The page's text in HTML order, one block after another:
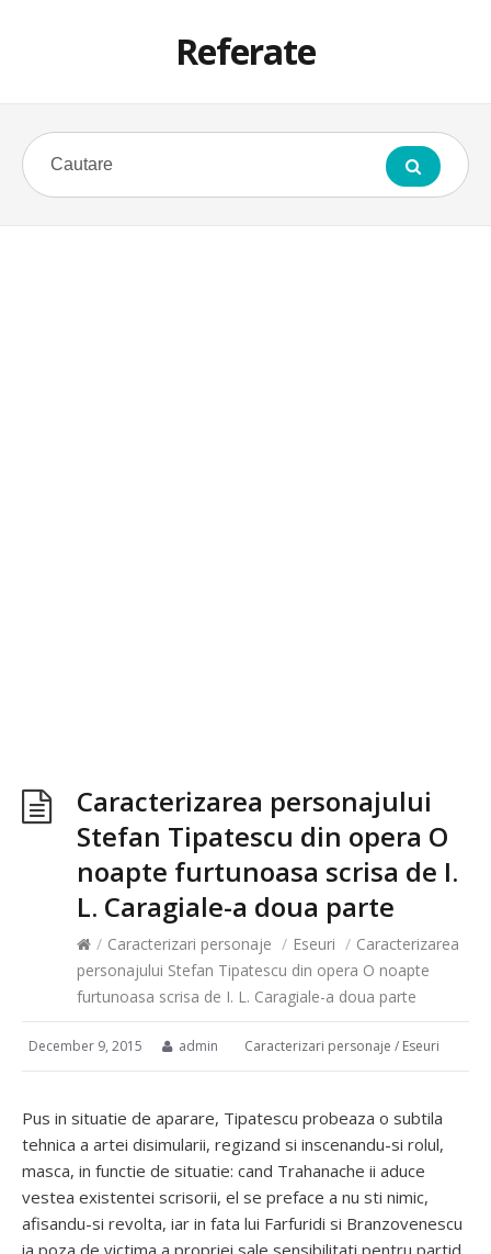
Referate
Caracterizarea personajului
Stefan Tipatescu din opera O
noapte furtunoasa scrisa de I.
L. Caragiale-a doua parte
/ Caracterizari personaje / Eseuri / Caracterizarea
personajului Stefan Tipatescu din opera O noapte
furtunoasa scrisa de I. L. Caragiale-a doua parte
December 9, 2015 admin Caracterizari personaje / Eseuri
Pus in situatie de aparare, Tipatescu probeaza o subtila
tehnica a artei disimularii, regizand si inscenandu-si rolul,
masca, in functie de situatie: cand Trahanache ii aduce
vestea existentei scrisorii, el se preface a nu sti nimic,
afisandu-si revolta, iar in fata lui Farfuridi si Branzovenescu
ia poza de victima a propriei sale sensibilitati pentru partid